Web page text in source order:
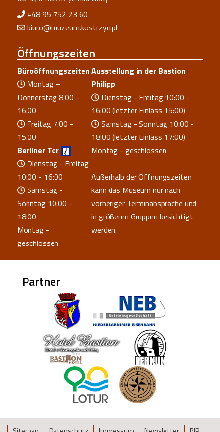
+48 95 752 23 60
biuro@muzeum.kostrzyn.pl
Öffnungszeiten
Büroöffnungszeiten
Montag –
Donnerstag 8.00 -
16.00
Freitag 7.00 -
15.00
Berliner Tor
Dienstag - Freitag
10:00 - 16:00
Samstag -
Sonntag 10:00 -
18:00
Montag -
geschlossen
Ausstellung in der Bastion
Philipp
Dienstag - Freitag 10:00 -
16:00 (letzter Einlass 15:00)
Samstag - Sonntag 10:00 -
18:00 (letzter Einlass 17:00)
Montag - geschlossen
Außerhalb der Öffnungszeiten
kann das Museum nur nach
vorheriger Terminabsprache und
in größeren Gruppen besichtigt
werden.
Partner